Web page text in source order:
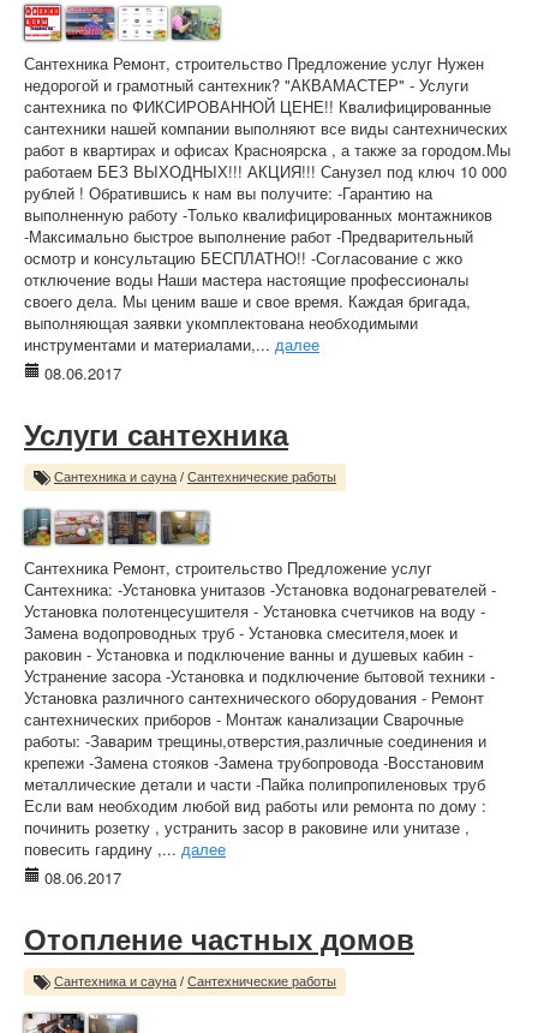
Сантехника Ремонт, строительство Предложение услуг Нужен
недорогой и грамотный сантехник? "АКВАМАСТЕР" - Услуги
сантехника по ФИКСИРОВАННОЙ ЦЕНЕ!! Квалифицированные
сантехники нашей компании выполняют все виды сантехнических
работ в квартирах и офисах Красноярска , а также за городом.Мы
работаем БЕЗ ВЫХОДНЫХ!!! АКЦИЯ!!! Санузел под ключ 10 000
рублей ! Обратившись к нам вы получите: -Гарантию на
выполненную работу -Только квалифицированных монтажников
-Максимально быстрое выполнение работ -Предварительный
осмотр и консультацию БЕСПЛАТНО!! -Согласование с жко
отключение воды Наши мастера настоящие профессионалы
своего дела. Мы ценим ваше и свое время. Каждая бригада,
выполняющая заявки укомплектована необходимыми
инструментами и материалами,... далее
08.06.2017
Услуги сантехника
Сантехника и сауна / Сантехнические работы
Сантехника Ремонт, строительство Предложение услуг
Сантехника: -Установка унитазов -Установка водонагревателей -
Установка полотенцесушителя - Установка счетчиков на воду -
Замена водопроводных труб - Установка смесителя,моек и
раковин - Установка и подключение ванны и душевых кабин -
Устранение засора -Установка и подключение бытовой техники -
Установка различного сантехнического оборудования - Ремонт
сантехнических приборов - Монтаж канализации Сварочные
работы: -Заварим трещины,отверстия,различные соединения и
крепежи -Замена стояков -Замена трубопровода -Восстановим
металлические детали и части -Пайка полипропиленовых труб
Если вам необходим любой вид работы или ремонта по дому :
починить розетку , устранить засор в раковине или унитазе ,
повесить гардину ,... далее
08.06.2017
Отопление частных домов
Сантехника и сауна / Сантехнические работы